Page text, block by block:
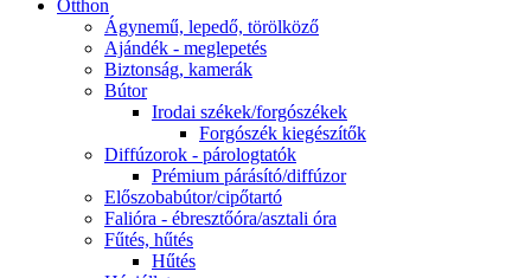
Otthon
Ágynemű, lepedő, törölköző
Ajándék - meglepetés
Biztonság, kamerák
Bútor
Irodai székek/forgószékek
Forgószék kiegészítők
Diffúzorok - párologtatók
Prémium párásító/diffúzor
Előszobabútor/cipőtartó
Falióra - ébresztőóra/asztali óra
Fűtés, hűtés
Hűtés